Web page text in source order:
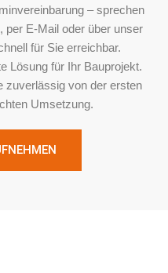
– sprechen
per E-Mail oder über unser
für Sie erreichbar.
Lösung für Ihr Bauprojekt.
zuverlässig von der ersten
Umsetzung.